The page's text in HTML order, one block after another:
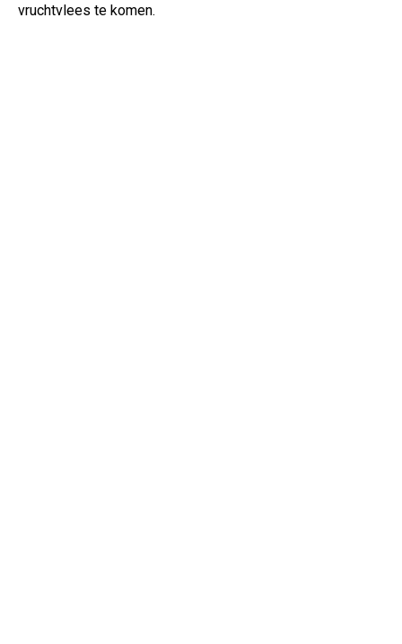
vruchtvlees te komen.